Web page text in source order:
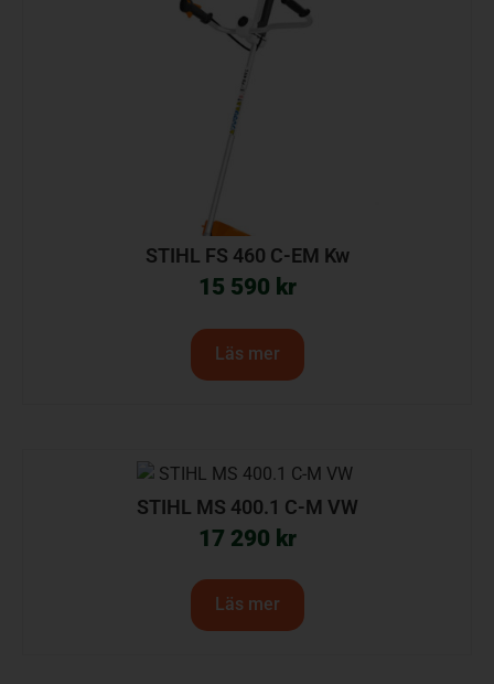
STIHL FS 460 C-EM Kw
15 590 kr
Läs mer
STIHL MS 400.1 C-M VW
17 290 kr
Läs mer